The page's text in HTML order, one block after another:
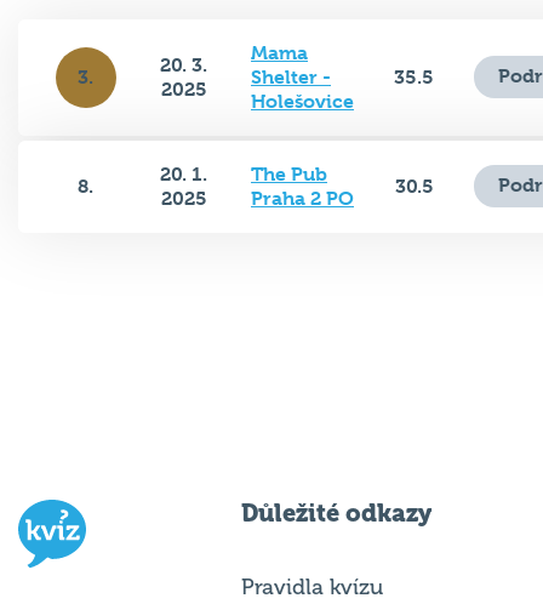
3.
20. 3.
2025
Mama
Shelter -
Holešovice
35.5
8.
20. 1.
2025
The Pub
Praha 2 PO
30.5
Důležité odkazy
Pravidla kvízu